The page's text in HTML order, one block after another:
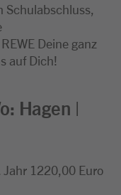
Schulabschluss,
Deine ganz
auf Dich!
Hagen |
1220,00 Euro